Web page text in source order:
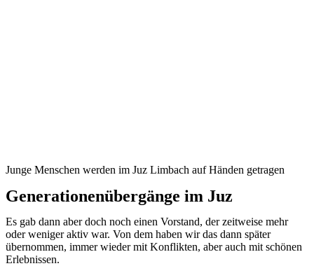
Junge Menschen werden im Juz Limbach auf Händen getragen
Generationenübergänge im Juz
Es gab dann aber doch noch einen Vorstand, der zeitweise mehr
oder weniger aktiv war. Von dem haben wir das dann später
übernommen, immer wieder mit Konflikten, aber auch mit schönen
Erlebnissen.